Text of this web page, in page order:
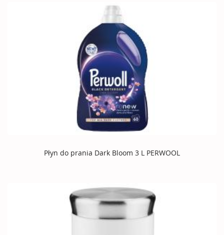
Płyn do prania Dark Bloom 3 L PERWOOL